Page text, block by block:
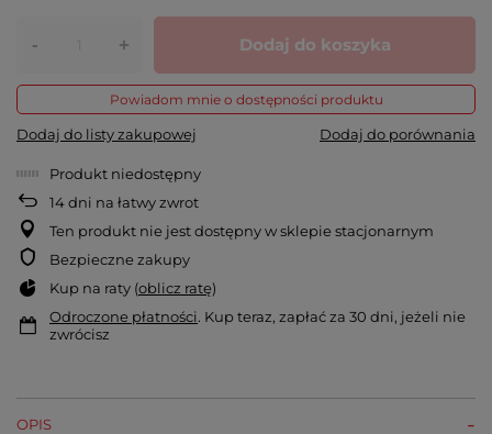
- + Dodaj do koszyka
Powiadom mnie o dostępności produktu
Dodaj do listy zakupowej Dodaj do porównania
Produkt niedostępny
14dni na łatwy zwrot
Ten produkt nie jest dostępny w sklepie stacjonarnym
Bezpieczne zakupy
Kup na raty (oblicz ratę)
Odroczone płatności. Kup teraz, zapłać za 30 dni, jeżeli nie
zwrócisz
OPIS